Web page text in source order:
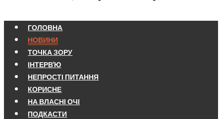
ГОЛОВНА
НОВИНИ
ТОЧКА ЗОРУ
ІНТЕРВ'Ю
НЕПРОСТІ ПИТАННЯ
КОРИСНЕ
НА ВЛАСНІ ОЧІ
ПОДКАСТИ